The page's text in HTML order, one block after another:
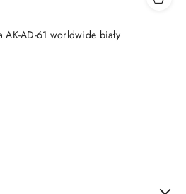
AD-61 worldwide biały